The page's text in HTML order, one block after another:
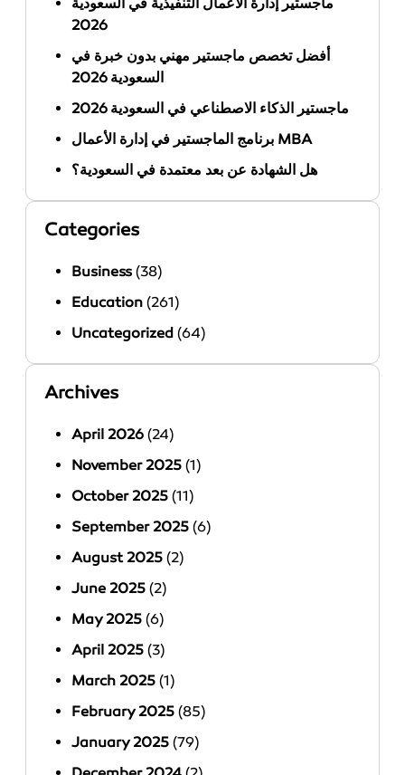
2026
أفضل تخصص ماجستير مهني بدون خبرة في
السعودية 2026
ماجستير الذكاء الاصطناعي في السعودية 2026
برنامج الماجستير في إدارة الأعمال MBA
هل الشهادة عن بعد معتمدة في السعودية؟
Categories
Business (38)
Education (261)
Uncategorized (64)
Archives
April 2026 (24)
November 2025 (1)
October 2025 (11)
September 2025 (6)
August 2025 (2)
June 2025 (2)
May 2025 (6)
April 2025 (3)
March 2025 (1)
February 2025 (85)
January 2025 (79)